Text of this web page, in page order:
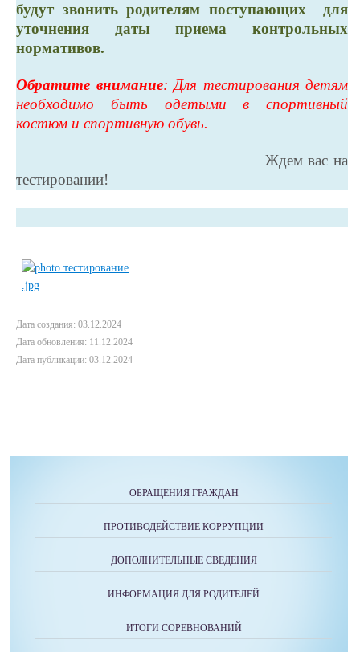
будут звонить родителям поступающих для
уточнения даты приема контрольных
нормативов.
Обратите внимание: Для тестирования детям
необходимо быть одетыми в спортивный
костюм и спортивную обувь.
Ждем вас на
тестировании!
Дата создания: 03.12.2024
Дата обновления: 11.12.2024
Дата публикации: 03.12.2024
ОБРАЩЕНИЯ ГРАЖДАН
ПРОТИВОДЕЙСТВИЕ КОРРУПЦИИ
ДОПОЛНИТЕЛЬНЫЕ СВЕДЕНИЯ
ИНФОРМАЦИЯ ДЛЯ РОДИТЕЛЕЙ
ИТОГИ СОРЕВНОВАНИЙ